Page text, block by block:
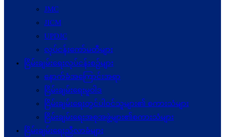
JMC
JICM
UPDJC
လုပ်ငန်းကော်မတီများ
ငြိမ်းချမ်းရေးလုပ်ငန်းစဉ်များ
နောက်ခံအကြောင်းအရာ
ငြိမ်းချမ်းရေးမူဝါဒ
ငြိမ်းချမ်းရေးတွင်ပါဝင်သူများ၏ စကားသံများ
ငြိမ်းချမ်းရေးအစုအဖွဲ့များ၏စကားသံများ
ငြိမ်းချမ်းရေးညီလာခံများ